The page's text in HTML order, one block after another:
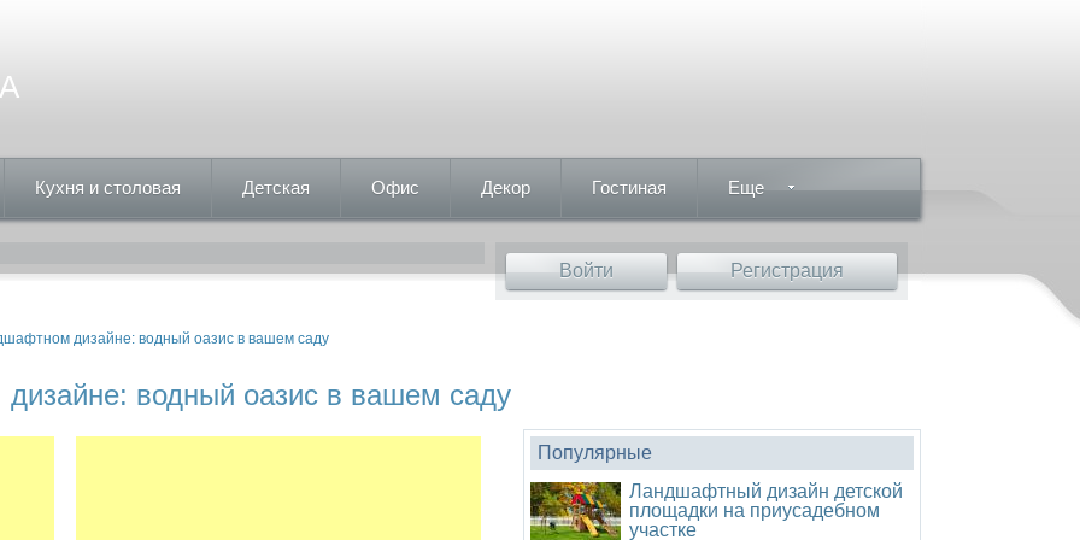
Кухня и столовая Детская Офис Декор Гостиная Еще
Войти Регистрация
дизайне: водный оазис в вашем саду
водный оазис в вашем саду
Популярные
Ландшафтный дизайн детской
площадки на приусадебном
участке